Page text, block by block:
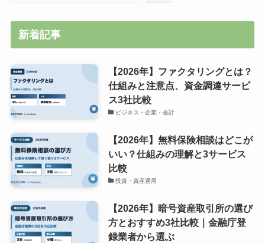
新着記事
【2026年】ファクタリングとは？
仕組みと注意点、資金調達サービ
ス3社比較
ビジネス・企業・会計
【2026年】無料保険相談はどこが
いい？仕組みの理解と3サービス
比較
投資・資産運用
【2026年】暗号資産取引所の選び
方とおすすめ3社比較｜金融庁登
録業者から選ぶ